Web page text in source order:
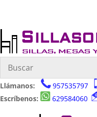
Llámanos: 957535797
Escríbenos:
629584060